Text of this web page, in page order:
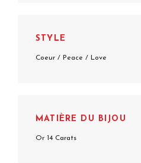
STYLE
Coeur / Peace / Love
MATIÈRE DU BIJOU
Or 14 Carats